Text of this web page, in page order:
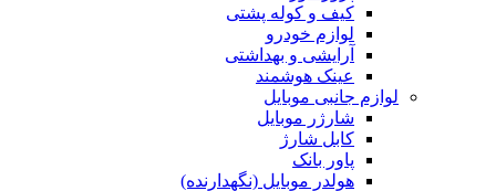
کیف و کوله پشتی
لوازم خودرو
آرایشی و بهداشتی
عینک هوشمند
لوازم جانبی موبایل
شارژر موبایل
کابل شارژ
پاور بانک
هولدر موبایل (نگهدارنده)